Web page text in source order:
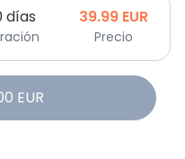
días 39.99 EUR
Precio
EUR